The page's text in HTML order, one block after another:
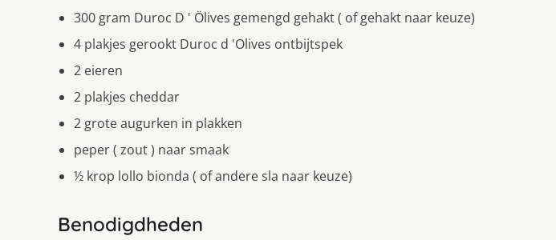
300 gram Duroc D ' Ölives gemengd gehakt ( of gehakt naar keuze)
4 plakjes gerookt Duroc d 'Olives ontbĳtspek
2 eieren
2 plakjes cheddar
2 grote augurken in plakken
peper ( zout ) naar smaak
½ krop lollo bionda ( of andere sla naar keuze)
Benodigdheden